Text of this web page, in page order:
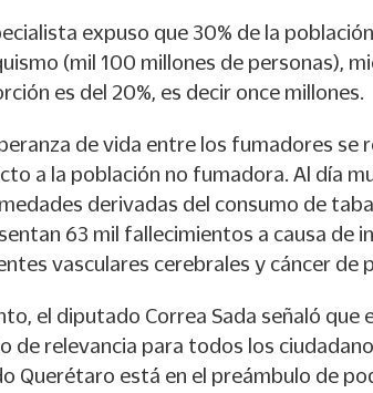
expuso que 30% de la
(mil 100 millones de personas),
es del 20%, es decir once millones.
de vida entre los fumadores se
a la población no fumadora. Al día
derivadas del consumo de
63 mil fallecimientos a causa de
vasculares cerebrales y cáncer de
el diputado Correa Sada señaló que
de relevancia para todos los
Querétaro está en el preámbulo de